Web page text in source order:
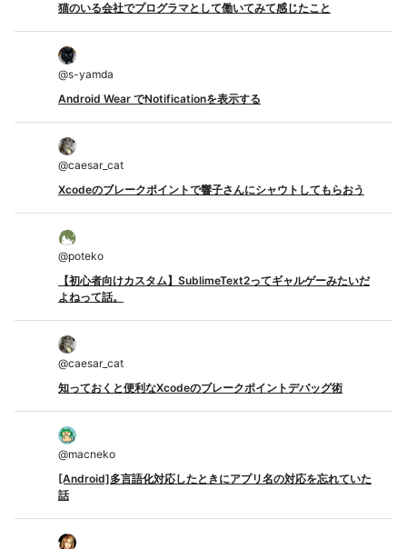
猫のいる会社でプログラマとして働いてみて感じたこと
@s-yamda
Android Wear でNotificationを表示する
@caesar_cat
Xcodeのブレークポイントで響子さんにシャウトしてもらおう
@poteko
【初心者向けカスタム】SublimeText2ってギャルゲーみたいだ
よねって話。
@caesar_cat
知っておくと便利なXcodeのブレークポイントデバッグ術
@macneko
[Android]多言語化対応したときにアプリ名の対応を忘れていた
話